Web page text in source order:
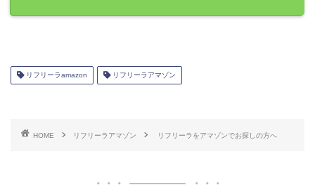
リフリーラamazon リフリーラアマゾン
HOME リフリーラアマゾン リフリーラをアマゾンでお探しの方へ